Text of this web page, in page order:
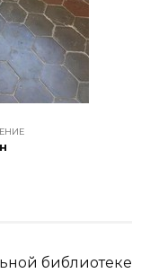
библиотеке